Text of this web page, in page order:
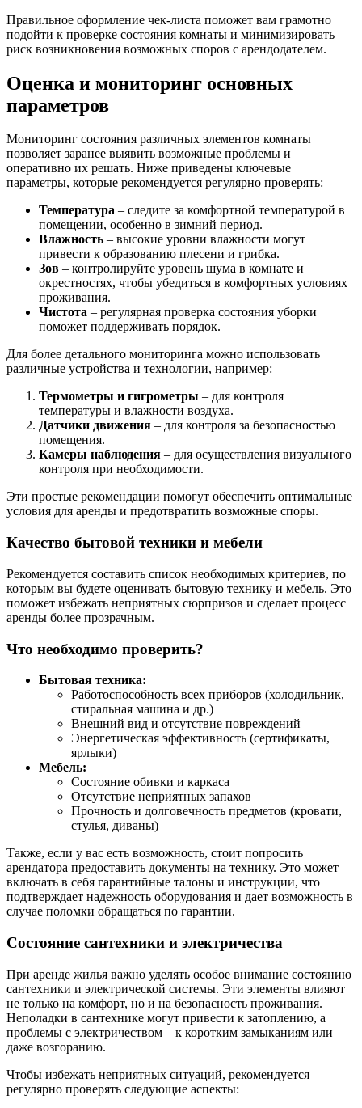
Правильное оформление чек-листа поможет вам грамотно
подойти к проверке состояния комнаты и минимизировать
риск возникновения возможных споров с арендодателем.
Оценка и мониторинг основных
параметров
Мониторинг состояния различных элементов комнаты
позволяет заранее выявить возможные проблемы и
оперативно их решать. Ниже приведены ключевые
параметры, которые рекомендуется регулярно проверять:
Температура – следите за комфортной температурой в
помещении, особенно в зимний период.
Влажность – высокие уровни влажности могут
привести к образованию плесени и грибка.
Зов – контролируйте уровень шума в комнате и
окрестностях, чтобы убедиться в комфортных условиях
проживания.
Чистота – регулярная проверка состояния уборки
поможет поддерживать порядок.
Для более детального мониторинга можно использовать
различные устройства и технологии, например:
Термометры и гигрометры – для контроля
температуры и влажности воздуха.
Датчики движения – для контроля за безопасностью
помещения.
Камеры наблюдения – для осуществления визуального
контроля при необходимости.
Эти простые рекомендации помогут обеспечить оптимальные
условия для аренды и предотвратить возможные споры.
Качество бытовой техники и мебели
Рекомендуется составить список необходимых критериев, по
которым вы будете оценивать бытовую технику и мебель. Это
поможет избежать неприятных сюрпризов и сделает процесс
аренды более прозрачным.
Что необходимо проверить?
Бытовая техника:
Работоспособность всех приборов (холодильник,
стиральная машина и др.)
Внешний вид и отсутствие повреждений
Энергетическая эффективность (сертификаты,
ярлыки)
Мебель:
Состояние обивки и каркаса
Отсутствие неприятных запахов
Прочность и долговечность предметов (кровати,
стулья, диваны)
Также, если у вас есть возможность, стоит попросить
арендатора предоставить документы на технику. Это может
включать в себя гарантийные талоны и инструкции, что
подтверждает надежность оборудования и дает возможность в
случае поломки обращаться по гарантии.
Состояние сантехники и электричества
При аренде жилья важно уделять особое внимание состоянию
сантехники и электрической системы. Эти элементы влияют
не только на комфорт, но и на безопасность проживания.
Неполадки в сантехнике могут привести к затоплению, а
проблемы с электричеством – к коротким замыканиям или
даже возгоранию.
Чтобы избежать неприятных ситуаций, рекомендуется
регулярно проверять следующие аспекты: